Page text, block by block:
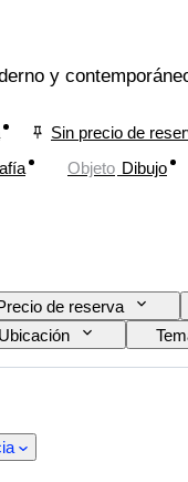
y
Sin precio de
Objeto Dibujo
de reserva
Ubicación